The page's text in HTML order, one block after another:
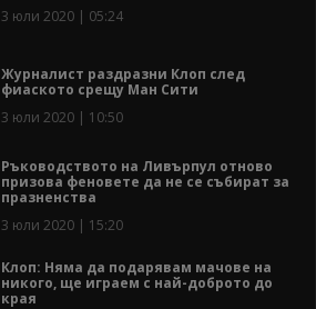
3 юли 2020 | 05:24
Журналист раздразни Клоп след
фиаското срещу Ман Сити
3 юли 2020 | 10:50
Ръководството на Ливърпул отново
призова феновете да не се събират за
празненства
3 юли 2020 | 15:20
Клоп: Няма да подарявам мачове на
никого, ще играем с най-доброто до
края